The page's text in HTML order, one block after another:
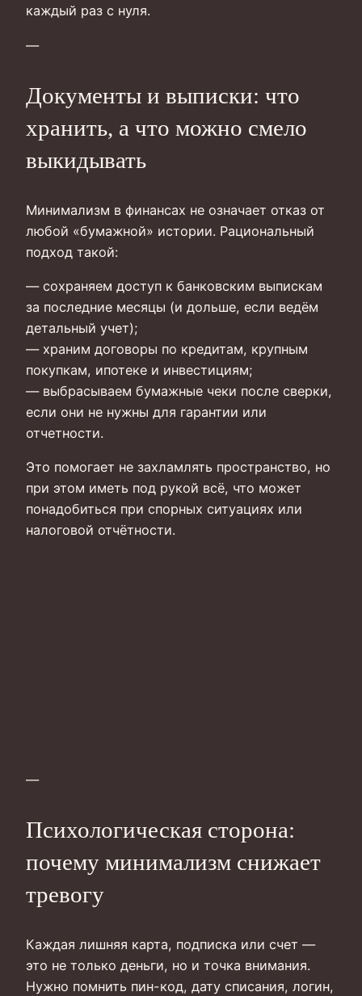
каждый раз с нуля.
—
Документы и выписки: что
хранить, а что можно смело
выкидывать
Минимализм в финансах не означает отказ от
любой «бумажной» истории. Рациональный
подход такой:
— сохраняем доступ к банковским выпискам
за последние месяцы (и дольше, если ведём
детальный учет);
— храним договоры по кредитам, крупным
покупкам, ипотеке и инвестициям;
— выбрасываем бумажные чеки после сверки,
если они не нужны для гарантии или
отчетности.
Это помогает не захламлять пространство, но
при этом иметь под рукой всё, что может
понадобиться при спорных ситуациях или
налоговой отчётности.
—
Психологическая сторона:
почему минимализм снижает
тревогу
Каждая лишняя карта, подписка или счет —
это не только деньги, но и точка внимания.
Нужно помнить пин-код, дату списания, логин,